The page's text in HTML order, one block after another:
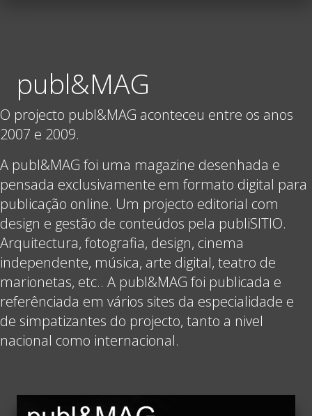
publ&MAG
O projecto publ&MAG aconteceu entre os anos
2007 e 2009.
A publ&MAG foi uma magazine desenhada e
pensada exclusivamente em formato digital para
publicação online. Um projecto editorial com
design e gestão de conteúdos pela publiSITIO.
Arquitectura, fotografia, design, cinema
independente, música, arte digital, teatro de
marionetas, etc.. A publ&MAG foi publicada e
referênciada em vários sites da especialidade e
de simpatizantes do projecto, tanto a nivel
nacional como internacional.